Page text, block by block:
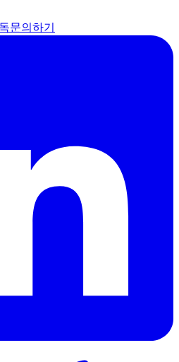
문의하기